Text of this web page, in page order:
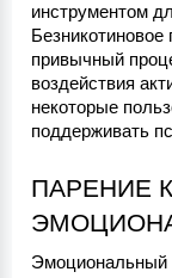
инструментом
Безникотиновое
привычный
воздействия
некоторые
поддерживать
ПАРЕНИЕ
Эмоциональный